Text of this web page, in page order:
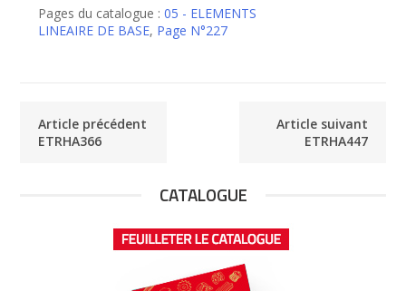
Pages du catalogue :05 - ELEMENTS
LINEAIRE DE BASE, Page N°227
Article précédent
ETRHA366
Article suivant
ETRHA447
CATALOGUE